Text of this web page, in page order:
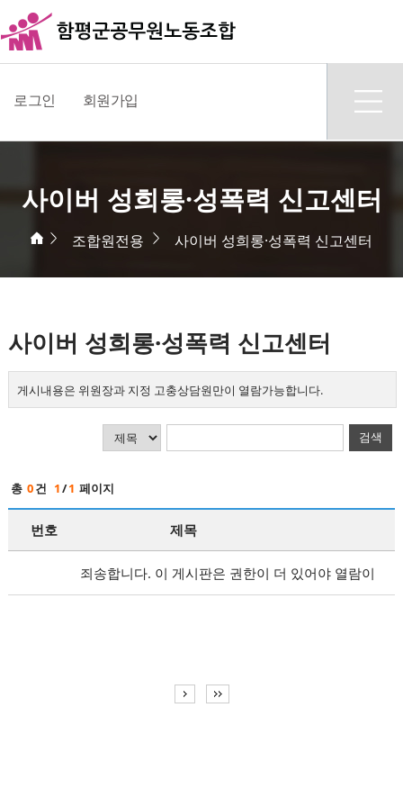
로그인 회원가입
사이버 성희롱·성폭력 신고센터
조합원전용 사이버 성희롱·성폭력 신고센터
사이버 성희롱·성폭력 신고센터
게시내용은 위원장과 지정 고충상담원만이 열람가능합니다.
검색
총 0건 1/1 페이지
제목
번호
죄송합니다. 이 게시판은 권한이 더 있어야 열람이